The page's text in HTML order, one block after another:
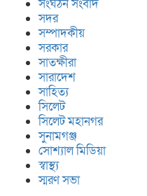
সংঘঠন সংবাদ
সদর
সম্পাদকীয়
সরকার
সাতক্ষীরা
সারাদেশ
সাহিত্য
সিলেট
সিলেট মহানগর
সুনামগঞ্জ
সোশ্যাল মিডিয়া
স্বাস্থ্য
স্মরণ সভা